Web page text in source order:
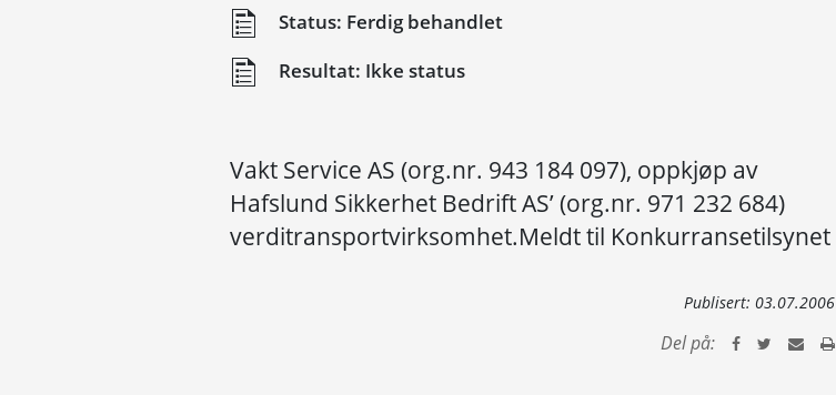
Status: Ferdig behandlet
Resultat: Ikke status
Vakt Service AS (org.nr. 943 184 097), oppkjøp av
Hafslund Sikkerhet Bedrift AS’ (org.nr. 971 232 684)
verditransportvirksomhet.Meldt til Konkurransetilsynet
Publisert: 03.07.2006
Del på: